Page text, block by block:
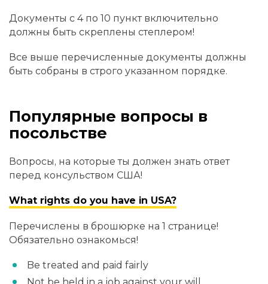
Документы с 4 по 10 пункт включительно
должны быть скреплены степлером!
Все выше перечисленные документы должны
быть собраны в строго указанном порядке.
Популярные вопросы в
посольстве
Вопросы, на которые ты должен знать ответ
перед консульством США!
What rights do you have in USA?
Перечислены в брошюрке на 1 странице!
Обязательно ознакомься!
Be treated and paid fairly